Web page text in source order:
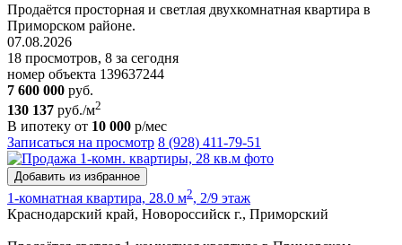
Продаётся просторная и светлая двухкомнатная квартира в
Приморском районе.
07.08.2026
18 просмотров, 8 за сегодня
номер объекта 139637244
7 600 000 руб.
130 137 руб./м2
В ипотеку от 10 000 р/мес
Записаться на просмотр 8 (928) 411-79-51
Добавить из избранное
1-комнатная квартира, 28.0 м2, 2/9 этаж
Краснодарский край, Новороссийск г., Приморский